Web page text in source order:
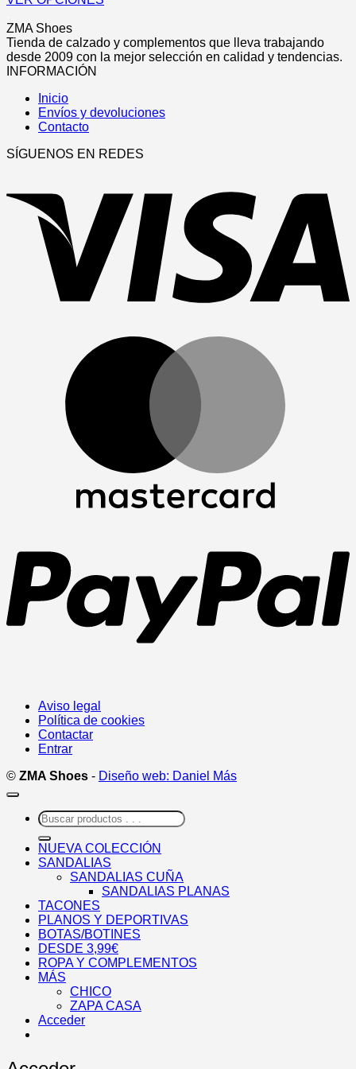
de
producto
se
pueden
elegir
en
página
producto
producto
tiene
múltiples
variantes.
opciones
pueden
en
de
producto
ZMA Shoes
Tienda de calzado y complementos que lleva trabajando
desde 2009 con la mejor selección en calidad y tendencias.
INFORMACIÓN
Inicio
Envíos y devoluciones
Contacto
SÍGUENOS EN REDES
Aviso legal
Política de cookies
Contactar
Entrar
© ZMA Shoes - Diseño web: Daniel Más
Buscar
por:
NUEVA COLECCIÓN
SANDALIAS
SANDALIAS CUÑA
SANDALIAS PLANAS
TACONES
PLANOS Y DEPORTIVAS
BOTAS/BOTINES
DESDE 3,99€
ROPA Y COMPLEMENTOS
MÁS
CHICO
ZAPA CASA
Acceder